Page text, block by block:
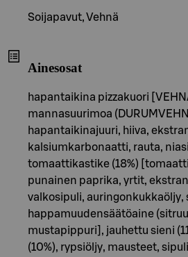
Soijapavut, Vehnä
Ainesosat
hapantaikina pizzakuori
mannasuurimoa
hapantaikinajuuri, hiiva,
kalsiumkarbonaatti, rauta,
tomaattikastike (18%)
punainen paprika, yrtit,
valkosipuli, auringonkukkaöljy,
happamuudensäätöaine
mustapippuri], jauhettu sieni
(10%), rypsiöljy, mausteet,